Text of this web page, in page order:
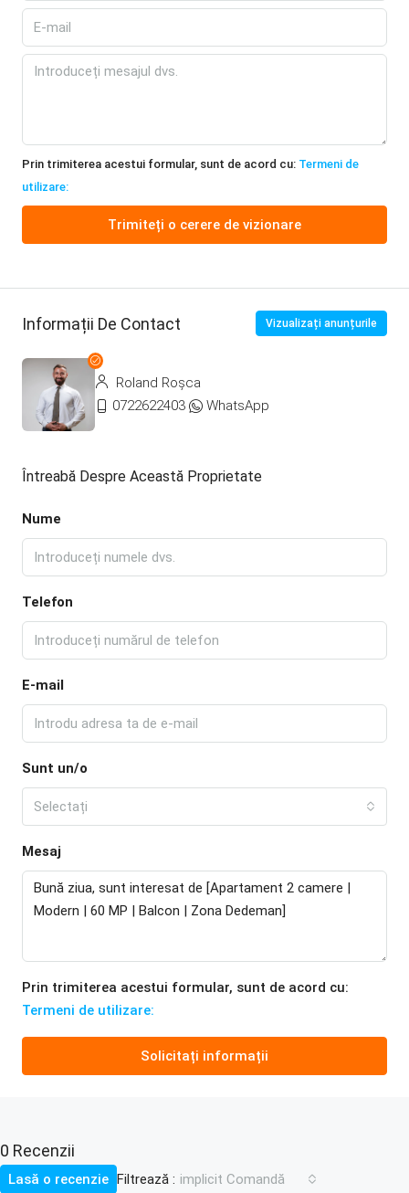
Prin trimiterea acestui formular, sunt de acord cu: Termeni de
utilizare:
Trimiteți o cerere de vizionare
Informații De Contact Vizualizați anunțurile
Roland Roșca
0722622403
WhatsApp
Întreabă Despre Această Proprietate
Nume
Telefon
E-mail
Sunt un/o
Selectați
Mesaj
Prin trimiterea acestui formular, sunt de acord cu:
Termeni de utilizare:
Solicitați informații
0 Recenzii
Filtrează : implicit Comandă
Lasă o recenzie